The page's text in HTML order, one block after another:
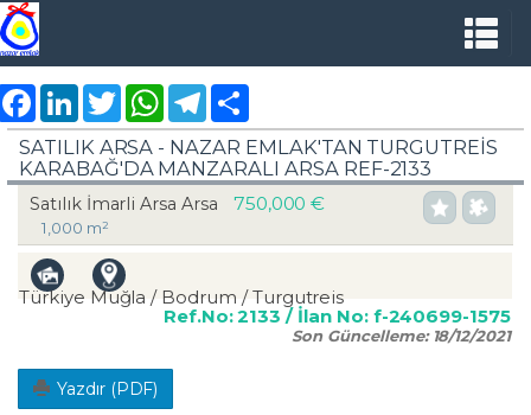
FacebookLinkedInTwitter WhatsAppTelegram
SATILIK ARSA - NAZAR EMLAK'TAN TURGUTREIS
KARABAĞ'DA MANZARALI ARSA REF-2133
Satılık İmarli Arsa Arsa 750,000 €
1,000 m²
Türkiye Muğla / Bodrum / Turgutreis
Ref.No:2133 / İlan No: f-240699-1575
Son Güncelleme: 18/12/2021
Yazdır (PDF)